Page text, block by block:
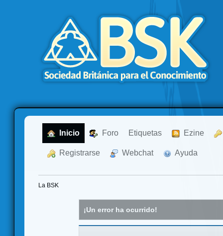
Inicio Foro Etiquetas Ezine
Registrarse Webchat Ayuda
La BSK
¡Un error ha ocurrido!